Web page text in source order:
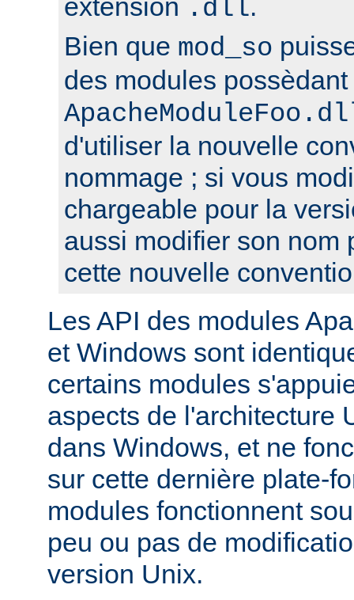
extension .dll.
Bien que mod_so
des modules
d'utiliser la nouvelle
nommage ; si vous
chargeable pour la
aussi modifier son nom
cette nouvelle
Les API des modules
et Windows sont
certains modules
aspects de l'architecture
dans Windows, et ne
sur cette dernière plate-
modules fonctionnent
peu ou pas de
version Unix.